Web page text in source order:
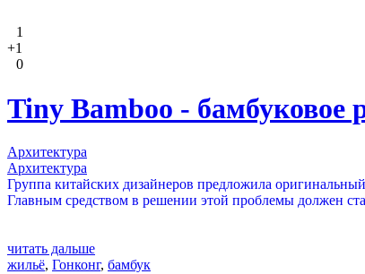
1
+1
0
Tiny Bamboo -
Архитектура
Архитектура
Группа китайских дизайнеров предложила
Главным средством в решении этой проблемы должен
читать дальше
жильё, Гонконг, бамбук